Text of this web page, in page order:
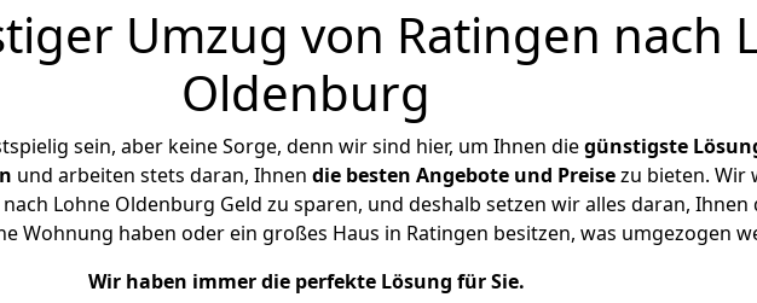
Umzug von Ratingen nach
Oldenburg
sein, aber keine Sorge, denn wir sind hier, um Ihnen diegünstigste
und arbeiten stets daran, Ihnen die besten Angebote und Preisezu bieten. Wir
Lohne Oldenburg Geld zu sparen, und deshalb setzen wir alles daran, Ihnen
Wohnung haben oder ein großes Haus in Ratingen besitzen, was umgezogen
Wir haben immer die perfekte Lösung für Sie.